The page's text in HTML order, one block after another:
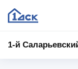
1-й1‑й